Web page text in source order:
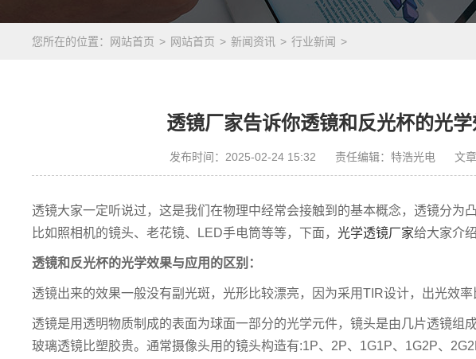
您所在的位置： 网站首页 网站首页 新闻资讯 行业新闻
透镜厂家告诉你透镜和反光杯的光
发布时间：2025-02-24 15:32 责任编辑：特浩光电 文
透镜大家一定听说过，这是我们在物理中经常会接触到的基本概念，透镜分为
比如照相机的镜头、老花镜、LED手电筒等等，下面，光学透镜厂家给大家介
透镜和反光杯的光学效果与应用的区别：
透镜出来的效果一般没有副光斑，光形比较漂亮，因为采用TIR设计，出光效率
透镜是用透明物质制成的表面为球面一部分的光学元件，镜头是由几片透镜组
玻璃透镜比塑胶贵。通常摄像头用的镜头构造有:1P、2P、1G1P、1G2P、